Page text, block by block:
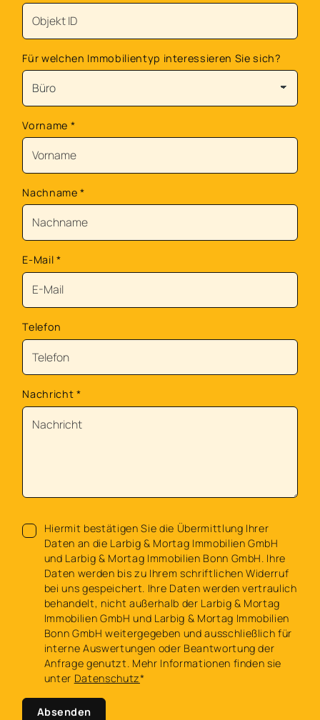
Für welchen Immobilientyp interessieren Sie sich?
Vorname *
Nachname*
E-Mail *
Telefon
Nachricht *
Hiermit bestätigen Sie die Übermittlung Ihrer
Daten an die Larbig & Mortag Immobilien GmbH
und Larbig & Mortag Immobilien Bonn GmbH. Ihre
Daten werden bis zu Ihrem schriftlichen Widerruf
bei uns gespeichert. Ihre Daten werden vertraulich
behandelt, nicht außerhalb der Larbig & Mortag
Immobilien GmbH und Larbig & Mortag Immobilien
Bonn GmbH weitergegeben und ausschließlich für
interne Auswertungen oder Beantwortung der
Anfrage genutzt. Mehr Informationen finden sie
unter Datenschutz*
Absenden